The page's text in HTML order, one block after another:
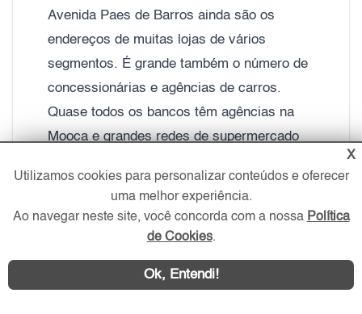
Avenida Paes de Barros ainda são os
endereços de muitas lojas de vários
segmentos. É grande também o número de
concessionárias e agências de carros.
Quase todos os bancos têm agências na
Mooca e grandes redes de supermercado
Faculdades e shoppings completam a
heterogeneidade do bairro.
No quesito lazer, o Parque da Mooca
concentra boa parte de atividades
X
Utilizamos cookies para personalizar conteúdos e oferecer
uma melhor experiência.
Ao navegar neste site, você concorda com a nossa Política
de Cookies.
Ok, Entendi!